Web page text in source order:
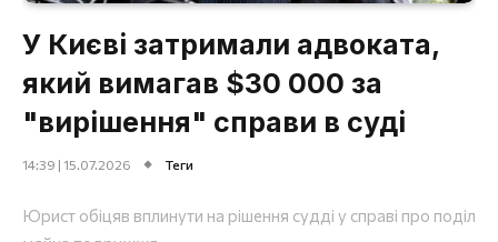
У Києві затримали адвоката,
який вимагав $30 000 за
"вирішення" справи в суді
14:39 | 15.07.2026 Теги
Юрист обіцяв вплинути на рішення судді у справі про поділ